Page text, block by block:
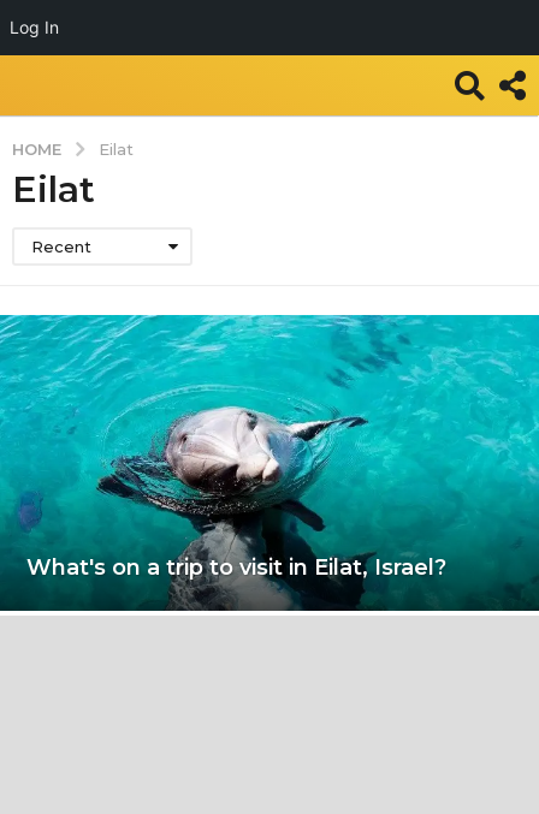
Log In
HOME Eilat
Eilat
Recent
What's on a trip to visit in Eilat, Israel?